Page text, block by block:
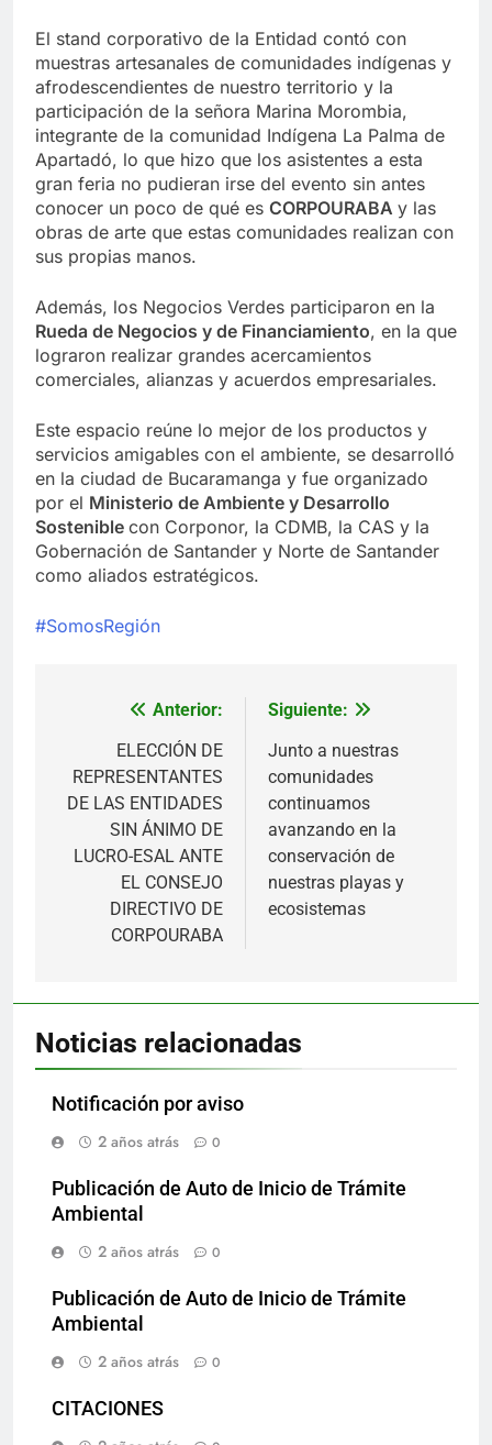
El stand corporativo de la Entidad contó con
muestras artesanales de comunidades indígenas y
afrodescendientes de nuestro territorio y la
participación de la señora Marina Morombia,
integrante de la comunidad Indígena La Palma de
Apartadó, lo que hizo que los asistentes a esta
gran feria no pudieran irse del evento sin antes
conocer un poco de qué es CORPOURABA y las
obras de arte que estas comunidades realizan con
sus propias manos.
Además, los Negocios Verdes participaron en la
Rueda de Negocios y de Financiamiento, en la que
lograron realizar grandes acercamientos
comerciales, alianzas y acuerdos empresariales.
Este espacio reúne lo mejor de los productos y
servicios amigables con el ambiente, se desarrolló
en la ciudad de Bucaramanga y fue organizado
por el Ministerio de Ambiente y Desarrollo
Sostenible con Corponor, la CDMB, la CAS y la
Gobernación de Santander y Norte de Santander
como aliados estratégicos.
#SomosRegión
Navegación
entradas
Anterior:
ELECCIÓN DE
REPRESENTANTES
DE LAS ENTIDADES
SIN ÁNIMO DE
LUCRO-ESAL ANTE
EL CONSEJO
DIRECTIVO DE
CORPOURABA
Siguiente:
Junto a nuestras
comunidades
continuamos
avanzando en la
conservación de
nuestras playas y
ecosistemas
Noticias relacionadas
Notificación por aviso
2 años atrás
0
Publicación de Auto de Inicio de Trámite
Ambiental
2 años atrás
0
Publicación de Auto de Inicio de Trámite
Ambiental
2 años atrás
0
CITACIONES